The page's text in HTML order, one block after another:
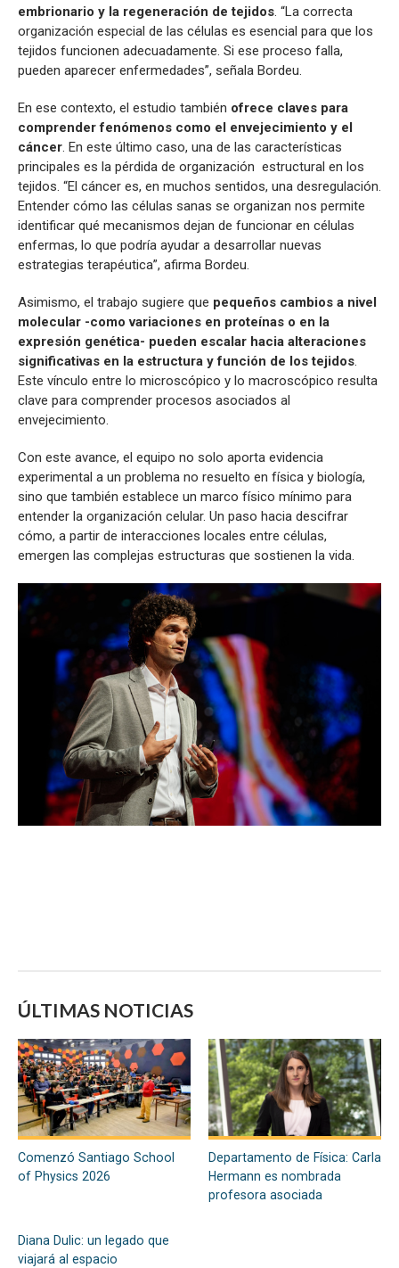
embrionario y la regeneración de tejidos. “La correcta
organización especial de las células es esencial para que los
tejidos funcionen adecuadamente. Si ese proceso falla,
pueden aparecer enfermedades”, señala Bordeu.
En ese contexto, el estudio también ofrece claves para
comprender fenómenos como el envejecimiento y el
cáncer. En este último caso, una de las características
principales es la pérdida de organización estructural en los
tejidos. “El cáncer es, en muchos sentidos, una desregulación.
Entender cómo las células sanas se organizan nos permite
identificar qué mecanismos dejan de funcionar en células
enfermas, lo que podría ayudar a desarrollar nuevas
estrategias terapéutica”, afirma Bordeu.
Asimismo, el trabajo sugiere que pequeños cambios a nivel
molecular -como variaciones en proteínas o en la
expresión genética- pueden escalar hacia alteraciones
significativas en la estructura y función de los tejidos.
Este vínculo entre lo microscópico y lo macroscópico resulta
clave para comprender procesos asociados al
envejecimiento.
Con este avance, el equipo no solo aporta evidencia
experimental a un problema no resuelto en física y biología,
sino que también establece un marco físico mínimo para
entender la organización celular. Un paso hacia descifrar
cómo, a partir de interacciones locales entre células,
emergen las complejas estructuras que sostienen la vida.
ÚLTIMAS NOTICIAS
Comenzó Santiago School
of Physics 2026
Departamento de Física: Carla
Hermann es nombrada
profesora asociada
Diana Dulic: un legado que
viajará al espacio